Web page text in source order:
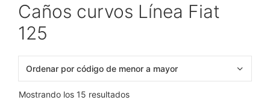
Caños curvos Línea Fiat
125
Mostrando los 15 resultados